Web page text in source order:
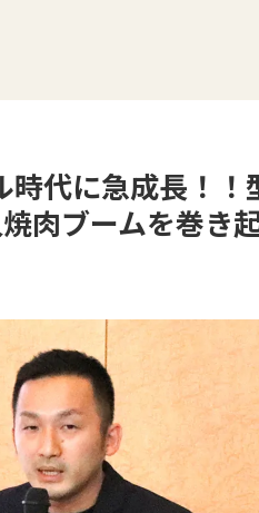
時代に急成長！
肉ブームを巻き